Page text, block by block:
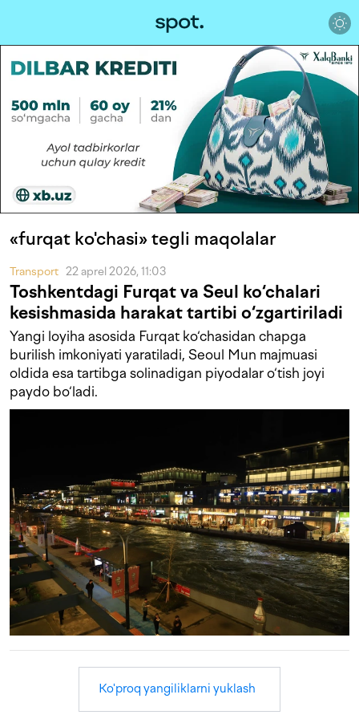
«furqat ko'chasi» tegli maqolalar
Transport 22 aprel 2026, 11:03
Toshkentdagi Furqat va Seul ko‘chalari
kesishmasida harakat tartibi o‘zgartiriladi
Yangi loyiha asosida Furqat ko‘chasidan chapga
burilish imkoniyati yaratiladi, Seoul Mun majmuasi
oldida esa tartibga solinadigan piyodalar o‘tish joyi
paydo bo‘ladi.
Ko'proq yangiliklarni yuklash